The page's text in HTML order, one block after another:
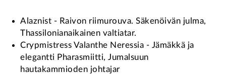
Alaznist - Raivon riimurouva. Säkenöivän julma,
Thassilonianaikainen valtiatar.
Crypmistress Valanthe Neressia - Jämäkkä ja
elegantti Pharasmiitti, Jumalsuun
hautakammioden johtajar